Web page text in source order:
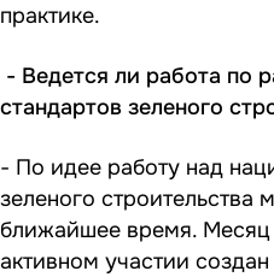
практике.
- Ведется ли работа по
стандартов зеленого
- По идее работу над
зеленого строительства
ближайшее время.
активном участии